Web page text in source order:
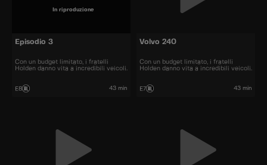
In riproduzione
Episodio 3
Con un budget limitato, i fratelli
Holden danno vita a incredibili veicoli.
E8 43 min
Volvo 240
Con un budget limitato, i fratelli
Holden danno vita a incredibili veicoli.
E7 43 min